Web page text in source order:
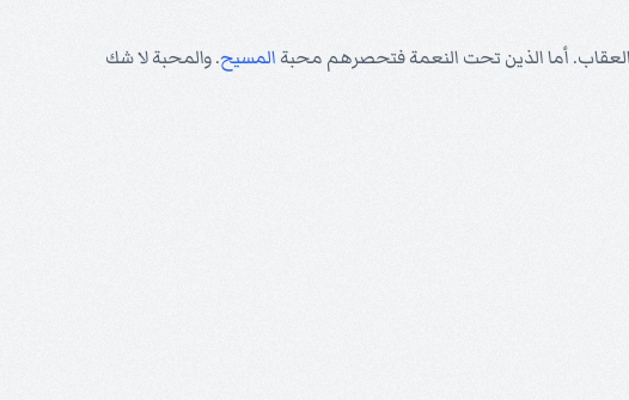
العقاب. أما الذين تحت النعمة فتحصرهم محبة المسيح. والمحبة لا شك